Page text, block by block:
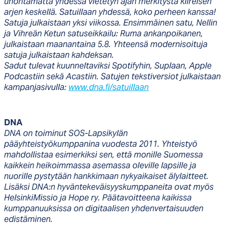
arjen keskellä. Satuillaan yhdessä, koko perheen kanssa!
Satuja julkaistaan yksi viikossa. Ensimmäinen satu, Nellin
ja Vihreän Ketun satuseikkailu: Ruma ankanpoikanen,
julkaistaan maanantaina 5.8. Yhteensä modernisoituja
satuja julkaistaan kahdeksan.
Sadut tulevat kuunneltaviksi Spotifyhin, Suplaan, Apple
Podcastiin sekä Acastiin. Satujen tekstiversiot julkaistaan
kampanjasivulla: www.dna.fi/satuillaan
DNA
DNA on toiminut SOS-Lapsikylän
pääyhteistyökumppanina vuodesta 2011. Yhteistyö
mahdollistaa esimerkiksi sen, että monille Suomessa
kaikkein heikoimmassa asemassa oleville lapsille ja
nuorille pystytään hankkimaan nykyaikaiset älylaitteet.
Lisäksi DNA:n hyväntekeväisyyskumppaneita ovat myös
HelsinkiMissio ja Hope ry. Päätavoitteena kaikissa
kumppanuuksissa on digitaalisen yhdenvertaisuuden
edistäminen.